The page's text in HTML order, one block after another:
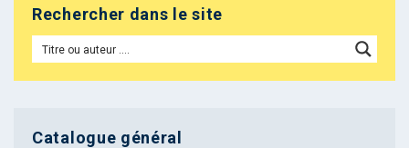
Rechercher dans le site
Catalogue général